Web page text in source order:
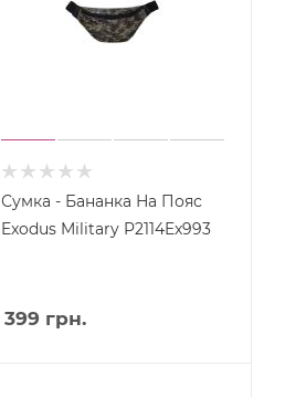
Сумка - Бананка На Пояс
Exodus Military P2114Ex993
399 грн.